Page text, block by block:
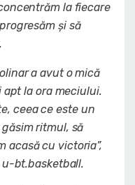
la fiecare
și să
a avut o mică
la ora meciului.
ceea ce este un
ritmul, să
acasă cu victoria”,
bt.basketball.